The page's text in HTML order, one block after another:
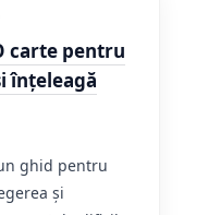
carte pentru
înțeleagă
ghid pentru
și